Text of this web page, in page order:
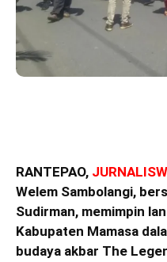
RANTEPAO,
Welem Sambolangi,
Sudirman, memimpin
Kabupaten Mamasa
budaya akbar The